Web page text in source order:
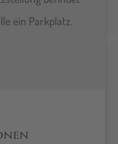
ein Parkplatz.